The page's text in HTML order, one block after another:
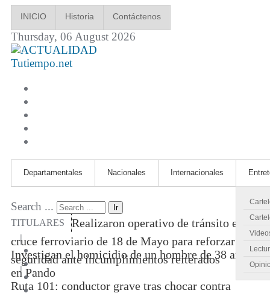
INICIO Historia Contáctenos
Thursday, 06 August 2026
Tutiempo.net
Departamentales Nacionales Internacionales
Search ... Ir
TITULARES
Realizaron operativo de tránsito en
cruce ferroviario de 18 de Mayo para reforzar
seguridad ante incumplimientos reiterados
|
Investigan el homicidio de un hombre de 38 años
en Pando
|
Ruta 101: conductor grave tras chocar contra